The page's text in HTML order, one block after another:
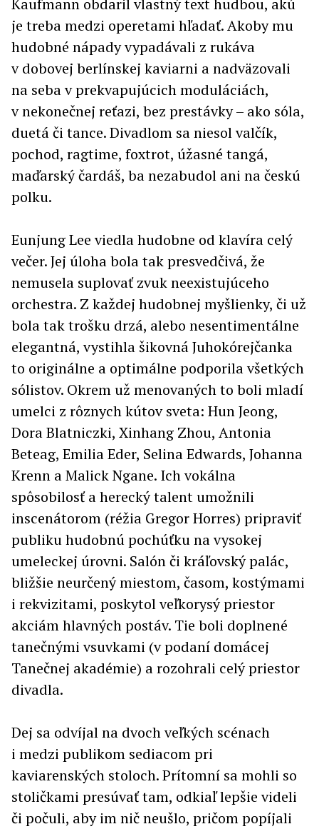
Kaufmann obdaril vlastný text hudbou, akú
je treba medzi operetami hľadať. Akoby mu
hudobné nápady vypadávali z rukáva
v dobovej berlínskej kaviarni a nadväzovali
na seba v prekvapujúcich moduláciách,
v nekonečnej reťazi, bez prestávky – ako sóla,
duetá či tance. Divadlom sa niesol valčík,
pochod, ragtime, foxtrot, úžasné tangá,
maďarský čardáš, ba nezabudol ani na českú
polku.
Eunjung Lee viedla hudobne od klavíra celý
večer. Jej úloha bola tak presvedčivá, že
nemusela suplovať zvuk neexistujúceho
orchestra. Z každej hudobnej myšlienky, či už
bola tak trošku drzá, alebo nesentimentálne
elegantná, vystihla šikovná Juhokórejčanka
to originálne a optimálne podporila všetkých
sólistov. Okrem už menovaných to boli mladí
umelci z rôznych kútov sveta: Hun Jeong,
Dora Blatniczki, Xinhang Zhou, Antonia
Beteag, Emilia Eder, Selina Edwards, Johanna
Krenn a Malick Ngane. Ich vokálna
spôsobilosť a herecký talent umožnili
inscenátorom (réžia Gregor Horres) pripraviť
publiku hudobnú pochúťku na vysokej
umeleckej úrovni. Salón či kráľovský palác,
bližšie neurčený miestom, časom, kostýmami
i rekvizitami, poskytol veľkorysý priestor
akciám hlavných postáv. Tie boli doplnené
tanečnými vsuvkami (v podaní domácej
Tanečnej akadémie) a rozohrali celý priestor
divadla.
Dej sa odvíjal na dvoch veľkých scénach
i medzi publikom sediacom pri
kaviarenských stoloch. Prítomní sa mohli so
stoličkami presúvať tam, odkiaľ lepšie videli
či počuli, aby im nič neušlo, pričom popíjali